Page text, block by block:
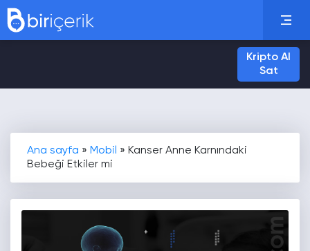
Kripto Al
Sat
Ana sayfa » Mobil » Kanser Anne Karnındaki
Bebeği Etkiler mi